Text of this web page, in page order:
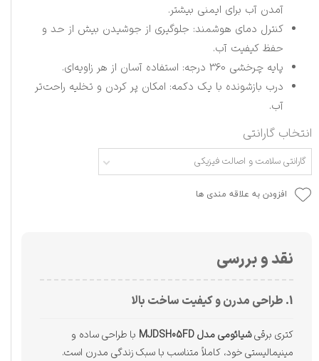
آمدن آب برای ایمنی بیشتر.
کنترل دمای هوشمند: جلوگیری از جوشیدن بیش از حد و
حفظ کیفیت آب.
پایه چرخشی 360 درجه: استفاده آسان از هر زاویه‌ای.
درب بازشونده با یک دکمه: امکان پر کردن و تخلیه راحت‌تر
آب.
انتخاب گارانتی
گارانتی سلامت و اصالت فیزیکی
افزودن به علاقه مندی ها
نقد و بررسی
1. طراحی مدرن و کیفیت ساخت بالا
کتری برقیشیائومی مدل MJDSH05FD
با طراحی ساده و
مینیمالیستی خود، کاملاً متناسب با سبک زندگی مدرن است.